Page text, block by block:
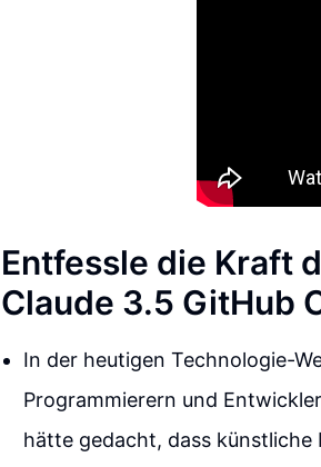
Entfessle die Kraft
Claude 3.5 GitHub
In der heutigen Technologie-
Programmierern und
hätte gedacht, dass künstliche